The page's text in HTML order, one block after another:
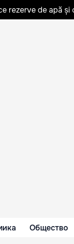
rezerve de apă
Общество